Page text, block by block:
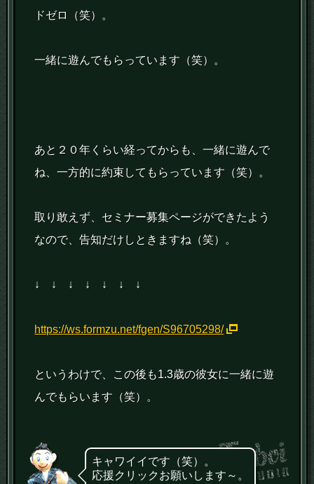
ドゼロ（笑）。
一緒に遊んでもらっています（笑）。
あと２０年くらい経ってからも、一緒に遊んで
ね、一方的に約束してもらっています（笑）。
取り敢えず、セミナー募集ページができたよう
なので、告知だけしときますね（笑）。
↓ ↓ ↓ ↓ ↓ ↓ ↓
https://ws.formzu.net/fgen/S96705298/
というわけで、この後も1.3歳の彼女に一緒に遊
んでもらいます（笑）。
キャワイイです（笑）。
応援クリックお願いします～。